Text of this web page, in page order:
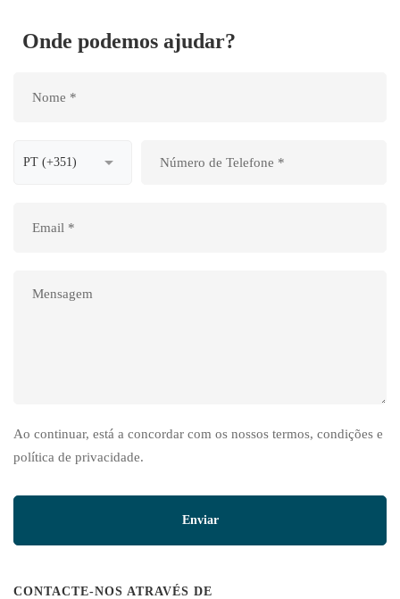
Onde podemos ajudar?
Ao continuar, está a concordar com os nossos termos, condições e
política de privacidade.
CONTACTE-NOS ATRAVÉS DE